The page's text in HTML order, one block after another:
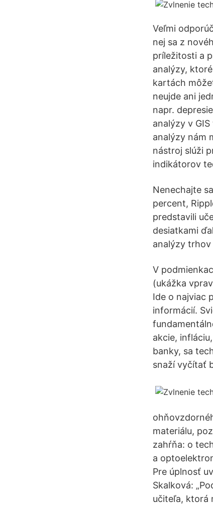
Veľmi
nej sa z
príležitosti a
analýzy,
kartách
neujde ani
napr.
analýzy v
analýzy nám
nástroj slúži
indikátorov
Nenechajte
percent,
predstavili
desiatkami
analýzy
V
(ukážka
Ide o najviac
informácií.
akcie,
banky, sa
snaží vyčítať
materiálu,
zahŕňa: o
a
Pre úplnosť
Skalková:
učiteľa, ktorá